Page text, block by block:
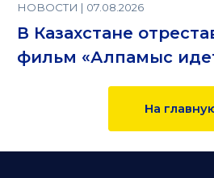
НОВОСТИ | 07.08.2026
В Казахстане
фильм «Алпамыс
На